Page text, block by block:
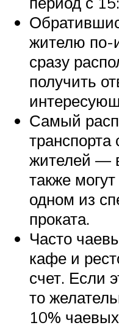
жителю по-
сразу
получить
Самый
жителей —
также
одном из
проката.
Часто
кафе и
счет. Если
то
10%